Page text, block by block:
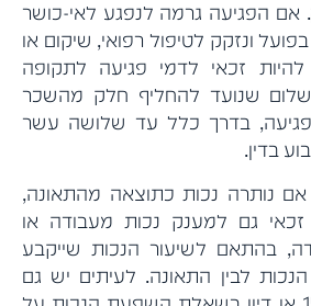
אם הפגיעה גרמה לנפגע לאי-כושר
ונזקק לטיפול רפואי, שיקום או
זכאי לדמי פגיעה לתקופה
שנועד להחליף חלק מהשכר
בדרך כלל עד שלושה עשר
בדין.
נותרה נכות כתוצאה מהתאונה,
זכאי גם למענק נכות מעבודה או
בהתאם לשיעור הנכות שייקבע
לבין התאונה. לעיתים יש גם